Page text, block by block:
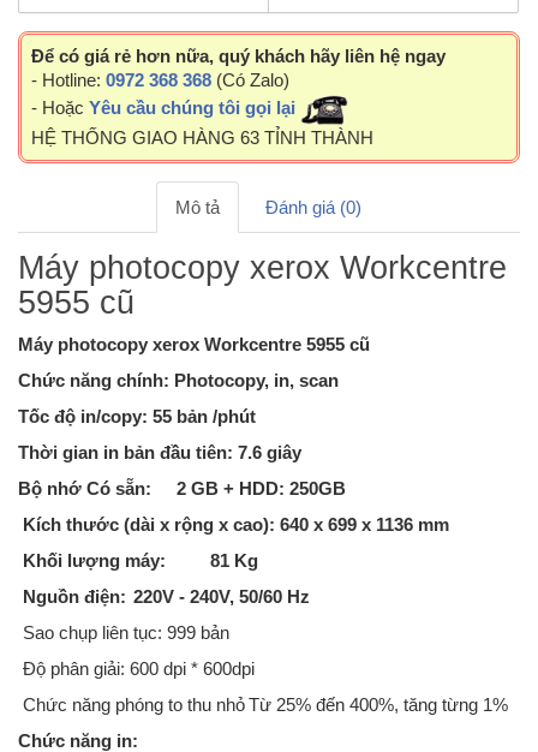
Để có giá rẻ hơn nữa, quý khách hãy liên hệ ngay
- Hotline: 0972 368 368 (Có Zalo)
- Hoặc Yêu cầu chúng tôi gọi lại
HỆ THỐNG GIAO HÀNG 63 TỈNH THÀNH
Mô tả Đánh giá (0)
Máy photocopy xerox Workcentre
5955 cũ
Máy photocopy xerox Workcentre 5955 cũ
Chức năng chính: Photocopy, in, scan
Tốc độ in/copy: 55 bản /phút
Thời gian in bản đầu tiên: 7.6 giây
Bộ nhớ Có sẵn:
2 GB + HDD: 250GB
Kích thước (dài x rộng x cao): 640 x 699 x 1136 mm
Khối lượng máy:
81 Kg
Nguồn điện: 220V - 240V, 50/60 Hz
Sao chụp liên tục: 999 bản
Độ phân giải: 600 dpi * 600dpi
Chức năng phóng to thu nhỏTừ 25% đến 400%, tăng từng 1%
Chức năng in: